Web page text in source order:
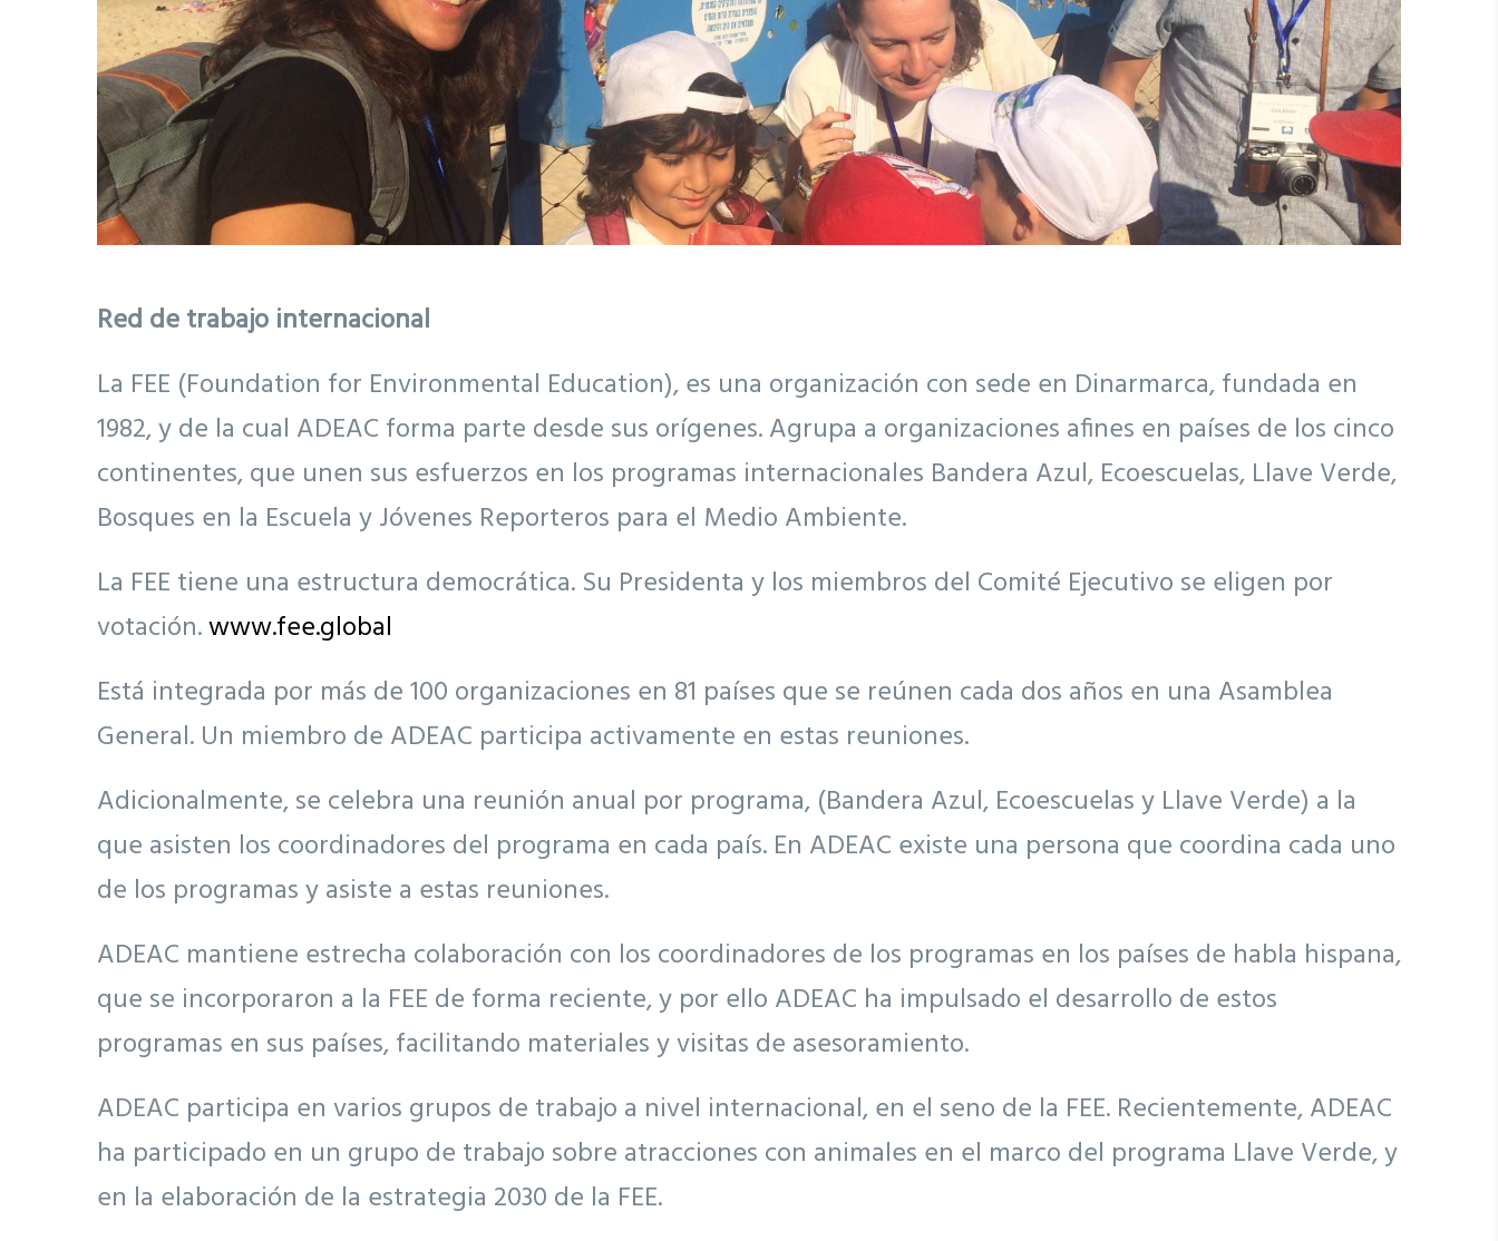
Red de trabajo internacional
La FEE (Foundation for Environmental Education), es una organización con sede en Dinarmarca, fundada en
1982, y de la cual ADEAC forma parte desde sus orígenes. Agrupa a organizaciones afines en países de los cinco
continentes, que unen sus esfuerzos en los programas internacionales Bandera Azul, Ecoescuelas, Llave Verde,
Bosques en la Escuela y Jóvenes Reporteros para el Medio Ambiente.
La FEE tiene una estructura democrática. Su Presidenta y los miembros del Comité Ejecutivo se eligen por
votación.www.fee.global
Está integrada por más de 100 organizaciones en 81 países que se reúnen cada dos años en una Asamblea
General. Un miembro de ADEAC participa activamente en estas reuniones.
Adicionalmente, se celebra una reunión anual por programa, (Bandera Azul, Ecoescuelas y Llave Verde) a la
que asisten los coordinadores del programa en cada país. En ADEAC existe una persona que coordina cada uno
de los programas y asiste a estas reuniones.
ADEAC mantiene estrecha colaboración con los coordinadores de los programas en los países de habla hispana,
que se incorporaron a la FEE de forma reciente, y por ello ADEAC ha impulsado el desarrollo de estos
programas en sus países, facilitando materiales y visitas de asesoramiento.
ADEAC participa en varios grupos de trabajo a nivel internacional, en el seno de la FEE. Recientemente, ADEAC
ha participado en un grupo de trabajo sobre atracciones con animales en el marco del programa Llave Verde, y
en la elaboración de la estrategia 2030 de la FEE.